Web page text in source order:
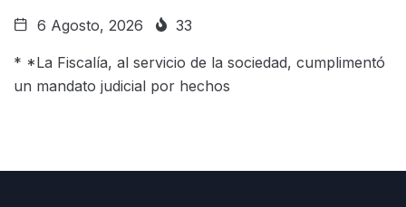
6 Agosto, 2026 33
* *La Fiscalía, al servicio de la sociedad, cumplimentó
un mandato judicial por hechos